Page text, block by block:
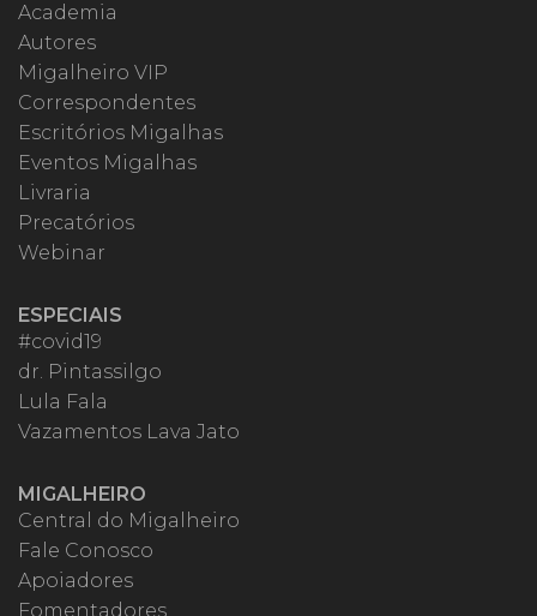
Academia
Autores
Migalheiro VIP
Correspondentes
Escritórios Migalhas
Eventos Migalhas
Livraria
Precatórios
Webinar
ESPECIAIS
#covid19
dr. Pintassilgo
Lula Fala
Vazamentos Lava Jato
MIGALHEIRO
Central do Migalheiro
Fale Conosco
Apoiadores
Fomentadores